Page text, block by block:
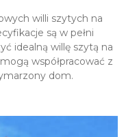
willi szytych na
są w pełni
idealną willę szytą na
współpracować z
dom.